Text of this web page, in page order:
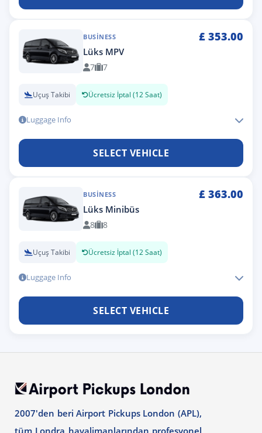
BUSINESS £ 353.00
Lüks MPV
7 7
Uçuş Takibi Ücretsiz İptal (12 Saat)
Luggage Info
SELECT VEHICLE
BUSINESS £ 363.00
Lüks Minibüs
8 8
Uçuş Takibi Ücretsiz İptal (12 Saat)
Luggage Info
SELECT VEHICLE
2007'den beri Airport Pickups London (APL),
tüm Londra havalimanlarından profesyonel